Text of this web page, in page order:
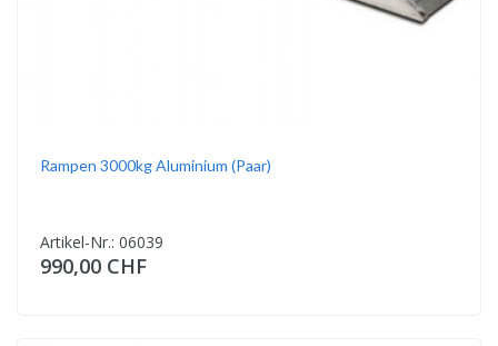
Rampen 3000kg Aluminium (Paar)
Artikel-Nr.: 06039
990,00 CHF